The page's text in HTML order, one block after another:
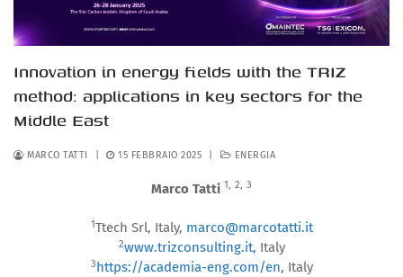
Innovation in energy fields with the TRIZ
method: applications in key sectors for the
Middle East
MARCO TATTI 15 FEBBRAIO 2025 ENERGIA
Marco Tatti 1, 2, 3
1Ttech Srl, Italy, marco@marcotatti.it
2www.trizconsulting.it, Italy
3https://academia-eng.com/en, Italy